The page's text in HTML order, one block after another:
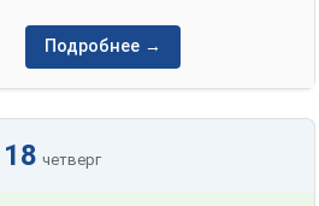
Подробнее →
18 четверг